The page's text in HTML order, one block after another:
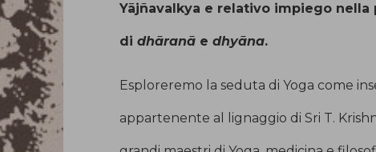
Yājñavalkya e relativo impiego nella
di dhāranā e dhyāna.
Esploreremo la seduta di Yoga come
appartenente al lignaggio di Sri T.